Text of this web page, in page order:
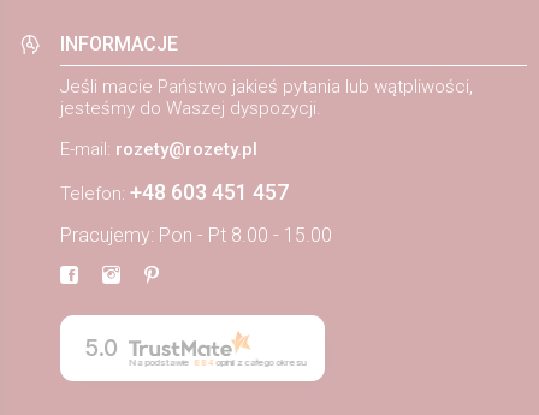
INFORMACJE
Jeśli macie Państwo jakieś pytania lub wątpliwości,
jesteśmy do Waszej dyspozycji.
E-mail: rozety@rozety.pl
Telefon: +48 603 451 457
Pracujemy: Pon - Pt 8.00 - 15.00
5.0
Na podstawie 884opinii z całego okresu